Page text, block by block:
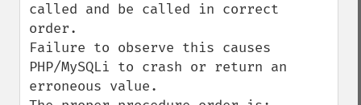
called and be called in correct
order.
Failure to observe this causes
PHP/MySQLi to crash or return an
erroneous value.